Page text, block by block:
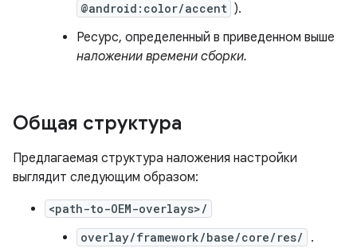
@android:color/accent ).
Ресурс, определенный в приведенном выше
наложении времени сборки.
Общая структура
Предлагаемая структура наложения настройки
выглядит следующим образом:
<path-to-OEM-overlays>/
overlay/framework/base/core/res/
.